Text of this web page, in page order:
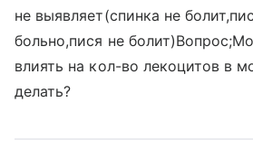
не выявляет(спинка не
больно,пися не
влиять на кол-во лекоцитов в
делать?